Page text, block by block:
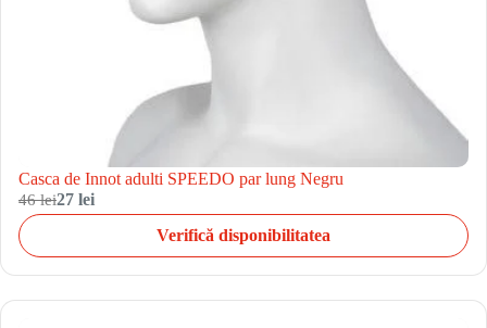
Casca de Innot adulti SPEEDO par lung Negru
46 lei27 lei
Verifică disponibilitatea